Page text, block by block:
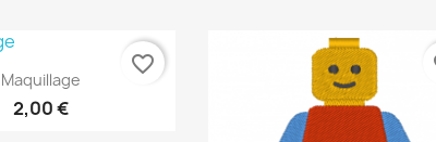
Aperçu rapide
Maquillage
2,00 €
favorite_border